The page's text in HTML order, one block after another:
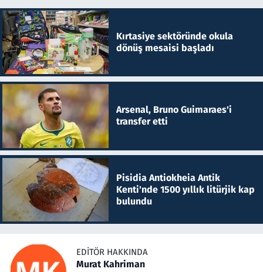
Kırtasiye sektöründe okula
dönüş mesaisi başladı
Arsenal, Bruno Guimaraes'i
transfer etti
Pisidia Antiokheia Antik
Kenti'nde 1500 yıllık litürjik kap
bulundu
EDITÖR HAKKINDA
Murat Kahriman